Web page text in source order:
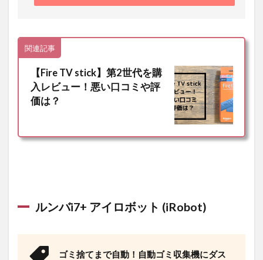
関連記事
【Fire TV stick】第2世代を購
入レビュー！悪い口コミや評
価は？
ルンバi7+ アイロボット (iRobot)
ゴミ捨てまで自動！自動ゴミ収集機にダス